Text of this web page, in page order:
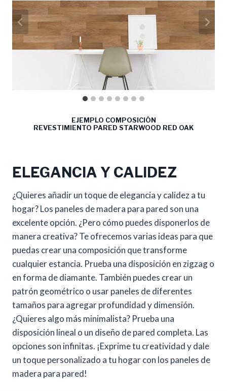
EJEMPLO COMPOSICIÓN
REVESTIMIENTO PARED STARWOOD RED OAK
ELEGANCIA Y CALIDEZ
¿Quieres añadir un toque de elegancia y calidez a tu
hogar? Los paneles de madera para pared son una
excelente opción. ¿Pero cómo puedes disponerlos de
manera creativa? Te ofrecemos varias ideas para que
puedas crear una composición que transforme
cualquier estancia. Prueba una disposición en zigzag o
en forma de diamante. También puedes crear un
patrón geométrico o usar paneles de diferentes
tamaños para agregar profundidad y dimensión.
¿Quieres algo más minimalista? Prueba una
disposición lineal o un diseño de pared completa. Las
opciones son infinitas. ¡Exprime tu creatividad y dale
un toque personalizado a tu hogar con los paneles de
madera para pared!